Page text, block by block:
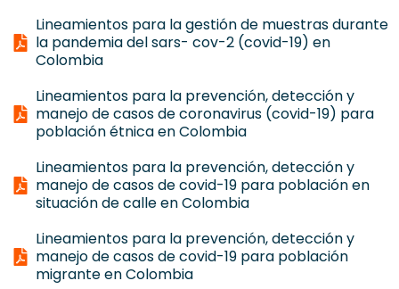
Lineamientos para la gestión de muestras durante
la pandemia del sars- cov-2 (covid-19) en
Colombia
Lineamientos para la prevención, detección y
manejo de casos de coronavirus (covid-19) para
población étnica en Colombia
Lineamientos para la prevención, detección y
manejo de casos de covid-19 para población en
situación de calle en Colombia
Lineamientos para la prevención, detección y
manejo de casos de covid-19 para población
migrante en Colombia